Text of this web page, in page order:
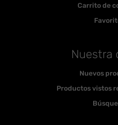
Carrito de
Nuestra
Nuevos
Productos vistos